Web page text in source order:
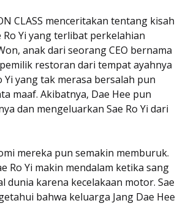
CLASS menceritakan tentang kisah
Ro Yi yang terlibat perkelahian
anak dari seorang CEO bernama
restoran dari tempat ayahnya
Yi yang tak merasa bersalah pun
maaf. Akibatnya, Dae Hee pun
dan mengeluarkan Sae Ro Yi dari
mereka pun semakin memburuk.
Ro Yi makin mendalam ketika sang
dunia karena kecelakaan motor. Sae
bahwa keluarga Jang Dae Hee